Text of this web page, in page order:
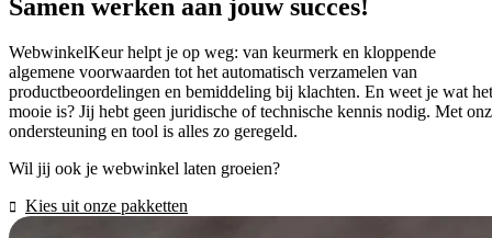
Samen werken aan jouw succes!
WebwinkelKeur helpt je op weg: van keurmerk en kloppende
algemene voorwaarden tot het automatisch verzamelen van
productbeoordelingen en bemiddeling bij klachten. En weet je wat het
mooie is? Jij hebt geen juridische of technische kennis nodig. Met
ondersteuning en tool is alles zo geregeld.
Wil jij ook je webwinkel laten groeien?
Kies uit onze pakketten